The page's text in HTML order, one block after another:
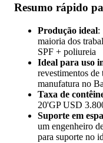
Resumo rápido
Produção ideal:
maioria dos
SPF + poliureia
Ideal para uso
revestimentos de
manufatura no
Taxa de
20'GP USD
Suporte em
um engenheiro
para suporte no